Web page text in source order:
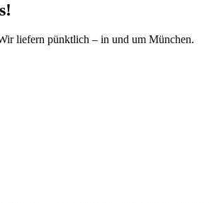
liefern pünktlich – in und um München.